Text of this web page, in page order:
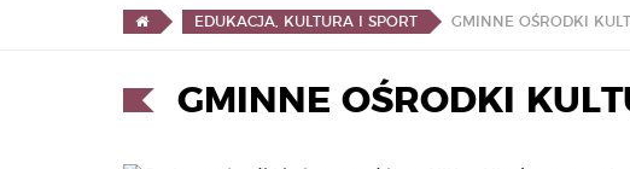
EDUKACJA, KULTURA I SPORT GMINNE OŚRODKI
GMINNE OŚRODKI